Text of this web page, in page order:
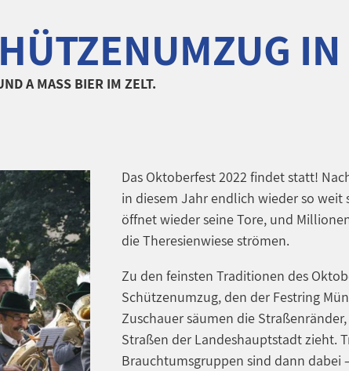
A MASS BIER IM ZELT.
Das Oktoberfest 2022 findet statt!
in diesem Jahr endlich wieder so weit
öffnet wieder seine Tore, und
die Theresienwiese strömen.
Zu den feinsten Traditionen des
Schützenumzug, den der Festring
Zuschauer säumen die
Straßen der Landeshauptstadt zieht.
Brauchtumsgruppen sind dann dabei